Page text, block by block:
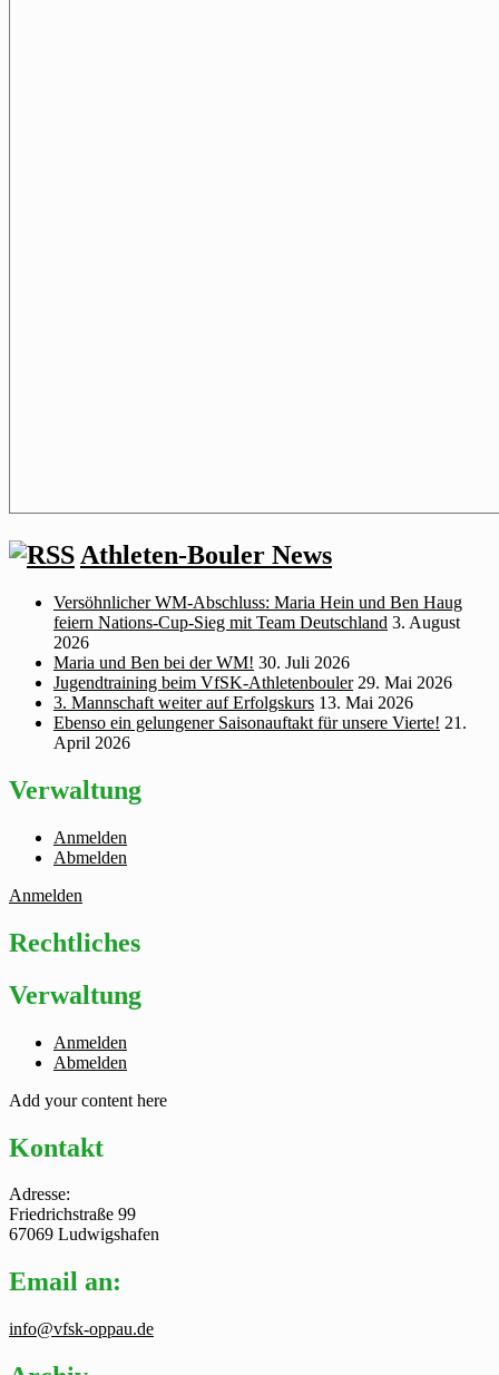
Athleten-Bouler News
Versöhnlicher WM‑Abschluss: Maria Hein und Ben Haug
feiern Nations‑Cup‑Sieg mit Team Deutschland 3. August
2026
Maria und Ben bei der WM! 30. Juli 2026
Jugendtraining beim VfSK-Athletenbouler 29. Mai 2026
3. Mannschaft weiter auf Erfolgskurs 13. Mai 2026
Ebenso ein gelungener Saisonauftakt für unsere Vierte! 21.
April 2026
Verwaltung
Anmelden
Abmelden
Anmelden
Rechtliches
Verwaltung
Anmelden
Abmelden
Add your content here
Kontakt
Adresse:
Friedrichstraße 99
67069 Ludwigshafen
Email an:
info@vfsk-oppau.de